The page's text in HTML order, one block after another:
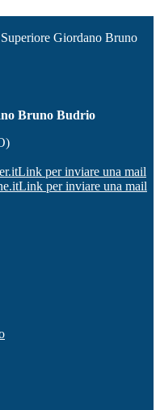
Giordano Bruno
Bruno Budrio
Link per inviare una mail
Link per inviare una mail